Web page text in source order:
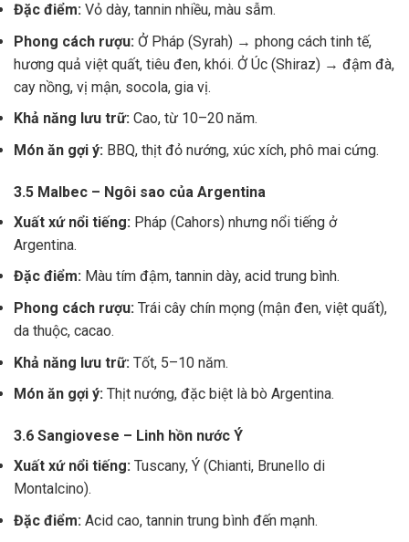
Đặc điểm: Vỏ dày, tannin nhiều, màu sẫm.
Phong cách rượu: Ở Pháp (Syrah) → phong cách tinh tế,
hương quả việt quất, tiêu đen, khói. Ở Úc (Shiraz) → đậm đà,
cay nồng, vị mận, socola, gia vị.
Khả năng lưu trữ: Cao, từ 10–20 năm.
Món ăn gợi ý: BBQ, thịt đỏ nướng, xúc xích, phô mai cứng.
3.5 Malbec – Ngôi sao của Argentina
Xuất xứ nổi tiếng: Pháp (Cahors) nhưng nổi tiếng ở
Argentina.
Đặc điểm: Màu tím đậm, tannin dày, acid trung bình.
Phong cách rượu: Trái cây chín mọng (mận đen, việt quất),
da thuộc, cacao.
Khả năng lưu trữ: Tốt, 5–10 năm.
Món ăn gợi ý: Thịt nướng, đặc biệt là bò Argentina.
3.6 Sangiovese – Linh hồn nước Ý
Xuất xứ nổi tiếng: Tuscany, Ý (Chianti, Brunello di
Montalcino).
Đặc điểm: Acid cao, tannin trung bình đến mạnh.